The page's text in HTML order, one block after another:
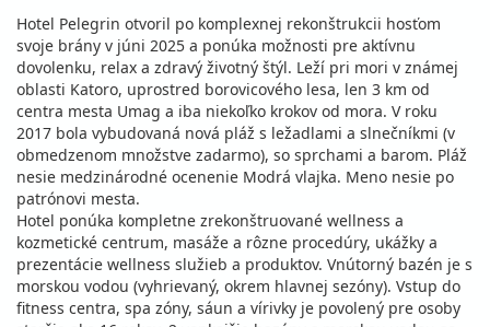
Hotel Pelegrin otvoril po komplexnej rekonštrukcii hosťom
svoje brány v júni 2025 a ponúka možnosti pre aktívnu
dovolenku, relax a zdravý životný štýl. Leží pri mori v známej
oblasti Katoro, uprostred borovicového lesa, len 3 km od
centra mesta Umag a iba niekoľko krokov od mora. V roku
2017 bola vybudovaná nová pláž s ležadlami a slnečníkmi (v
obmedzenom množstve zadarmo), so sprchami a barom. Pláž
nesie medzinárodné ocenenie Modrá vlajka. Meno nesie po
patrónovi mesta.
Hotel ponúka kompletne zrekonštruované wellness a
kozmetické centrum, masáže a rôzne procedúry, ukážky a
prezentácie wellness služieb a produktov. Vnútorný bazén je s
morskou vodou (vyhrievaný, okrem hlavnej sezóny). Vstup do
fitness centra, spa zóny, sáun a vírivky je povolený pre osoby